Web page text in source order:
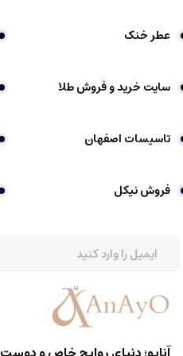
عطرها یکی از قدیمی ترین و محبوب ترین
که نقش مهمی در نشان دادن شخصیت،
محبوب ترین نوع آن ها، عطر گرمی یا
عطر گرمی که به آن اسانس گرمی هم
بالایی از اسانس های عطری ساخته
بوی بسیار بیشتری نسبت به عطرهای خالص
عطرهای خالص تر و ارزان تر مانند ادکلن
عطرهای گرمی رایحه ای قوی، ماندگار و
باقی می ماند و پخش بوی آن ها نیز بیشتر
عطر خنک
سایت خرید و فروش طلا
تاسیسات اصفهان
فروش نیکل